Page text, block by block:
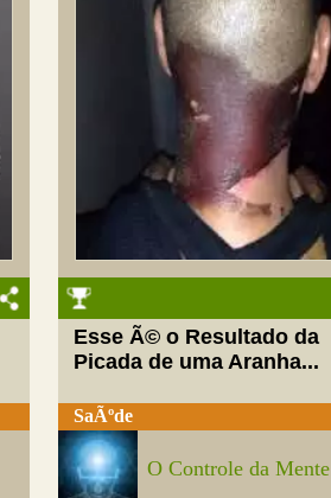
Esse Ã© o Resultado da
Picada de uma Aranha...
SaÃºde
O Controle da Mente